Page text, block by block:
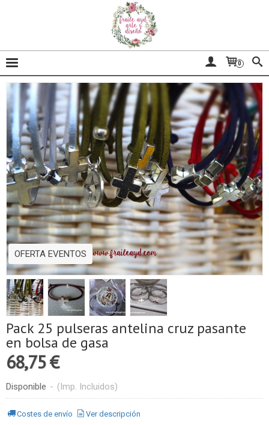
0
OFERTA EVENTOS
Pack 25 pulseras antelina cruz pasante
en bolsa de gasa
68,75 €
Disponible - (Imp. Incluidos)
Costes de envío Ver descripción